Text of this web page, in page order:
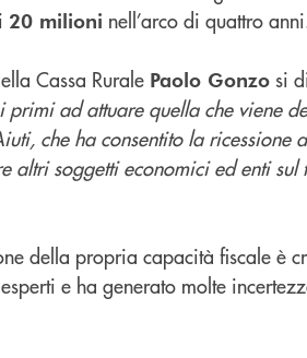
20 milioni nell’arco di quattro
Cassa Rurale Paolo Gonzo si
primi ad attuare quella che viene
che ha consentito la ricessione
altri soggetti economici ed enti
della propria capacità fiscale è
e ha generato molte